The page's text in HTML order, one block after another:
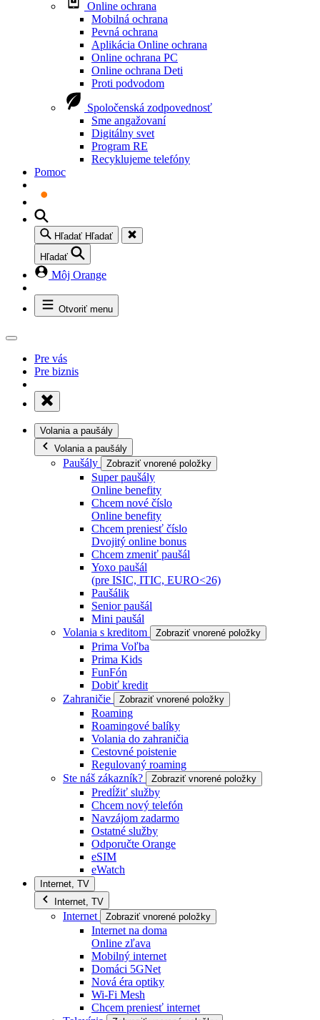
Online ochrana
Mobilná ochrana
Pevná ochrana
Aplikácia Online ochrana
Online ochrana PC
Online ochrana Deti
Proti podvodom
Spoločenská zodpovednosť
Sme angažovaní
Digitálny svet
Program RE
Recyklujeme telefóny
Pomoc
Hľadať Hľadať
Hľadať
Môj Orange
Otvoriť menu
Pre vás
Pre biznis
Volania a paušály
Volania a paušály
Paušály Zobraziť vnorené položky
Super paušály
Online benefity
Chcem nové číslo
Online benefity
Chcem preniesť číslo
Dvojitý online bonus
Chcem zmeniť paušál
Yoxo paušál
(pre ISIC, ITIC, EURO<26)
Paušálik
Senior paušál
Mini paušál
Volania s kreditom
Zobraziť vnorené položky
Prima Voľba
Prima Kids
FunFón
Dobiť kredit
Zahraničie
Zobraziť vnorené položky
Roaming
Roamingové balíky
Volania do zahraničia
Cestovné poistenie
Regulovaný roaming
Ste náš zákazník?
Zobraziť vnorené položky
Predĺžiť služby
Chcem nový telefón
Navzájom zadarmo
Ostatné služby
Odporučte Orange
eSIM
eWatch
Internet, TV
Internet, TV
Internet Zobraziť vnorené položky
Internet na doma
Online zľava
Mobilný internet
Domáci 5GNet
Nová éra optiky
Wi-Fi Mesh
Chcem preniesť internet